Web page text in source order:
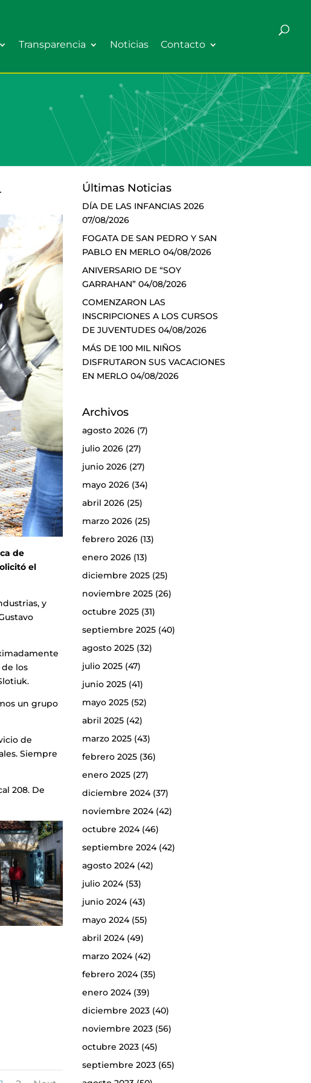
Transparencia Noticias Contacto
de
el
y
los
un grupo
de
Siempre
208. De
Últimas Noticias
DÍA DE LAS INFANCIAS 2026
07/08/2026
FOGATA DE SAN PEDRO Y SAN
PABLO EN MERLO 04/08/2026
ANIVERSARIO DE “SOY
GARRAHAN” 04/08/2026
COMENZARON LAS
INSCRIPCIONES A LOS CURSOS
DE JUVENTUDES 04/08/2026
MÁS DE 100 MIL NIÑOS
DISFRUTARON SUS VACACIONES
EN MERLO 04/08/2026
Archivos
agosto 2026(7)
julio 2026(27)
junio 2026(27)
mayo 2026(34)
abril 2026(25)
marzo 2026(25)
febrero 2026(13)
enero 2026(13)
diciembre 2025(25)
noviembre 2025(26)
octubre 2025(31)
septiembre 2025(40)
agosto 2025(32)
julio 2025(47)
junio 2025(41)
mayo 2025(52)
abril 2025(42)
marzo 2025(43)
febrero 2025(36)
enero 2025(27)
diciembre 2024(37)
noviembre 2024(42)
octubre 2024(46)
septiembre 2024(42)
agosto 2024(42)
julio 2024(53)
junio 2024(43)
mayo 2024(55)
abril 2024(49)
marzo 2024(42)
febrero 2024(35)
enero 2024(39)
diciembre 2023(40)
noviembre 2023(56)
octubre 2023(45)
septiembre 2023(65)